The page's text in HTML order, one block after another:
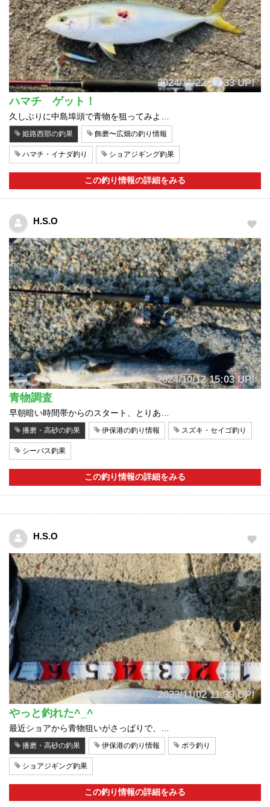
2024/11/22 17:33 UP!
ハマチ ゲット！
久しぶりに中島埠頭で青物を狙ってみよ…
姫路西部の釣果 飾磨〜広畑の釣り情報
ハマチ・イナダ釣り ショアジギング釣果
この釣り情報の詳細をみる
H.S.O
2024/10/12 15:03 UP!
青物調査
早朝暗い時間帯からのスタート、とりあ…
播磨・高砂の釣果 伊保港の釣り情報 スズキ・セイゴ釣り
シーバス釣果
この釣り情報の詳細をみる
H.S.O
2023/11/02 11:33 UP!
やっと釣れた^_^
最近ショアから青物狙いがさっぱりで、…
播磨・高砂の釣果 伊保港の釣り情報 ボラ釣り
ショアジギング釣果
この釣り情報の詳細をみる